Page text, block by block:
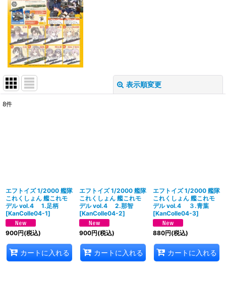
表示順変更
絞り込む
8件
エフトイズ 1/2000 艦隊
これくしょん 艦これモ
デル vol.4 1.足柄
[KanColle04-1]
900円(税込)
カートに入れる
エフトイズ 1/2000 艦隊
これくしょん 艦これモ
デル vol.4 2.那智
[KanColle04-2]
900円(税込)
カートに入れる
エフトイズ 1/2000 艦隊
これくしょん 艦これモ
デル vol.4 ３.青葉
[KanColle04-3]
880円(税込)
カートに入れる